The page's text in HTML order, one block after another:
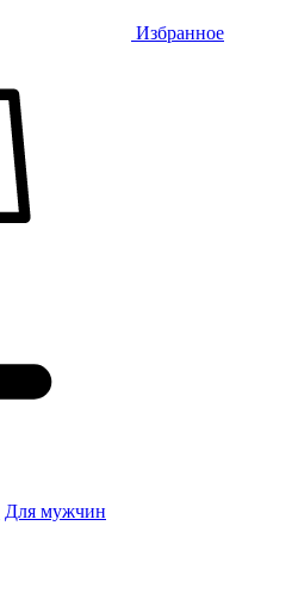
Избранное
Для мужчин